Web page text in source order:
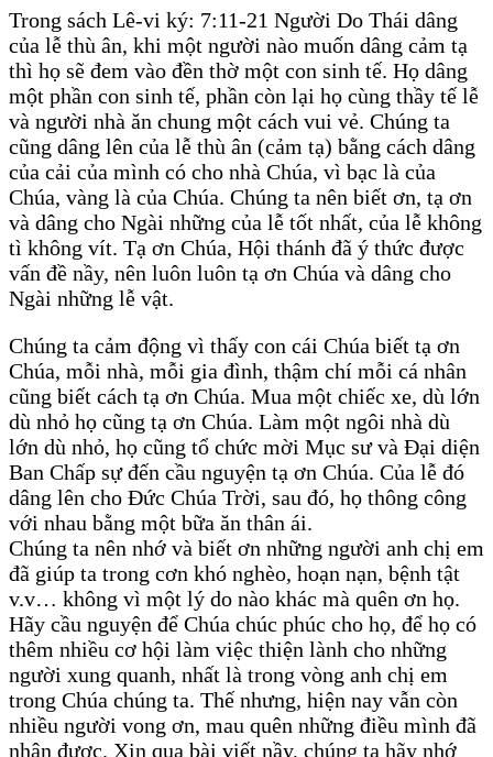
Trong sách Lê-vi ký: 7:11-21 Người Do Thái dâng
của lễ thù ân, khi một người nào muốn dâng cảm tạ
thì họ sẽ đem vào đền thờ một con sinh tế. Họ dâng
một phần con sinh tế, phần còn lại họ cùng thầy tế lễ
và người nhà ăn chung một cách vui vẻ. Chúng ta
cũng dâng lên của lễ thù ân (cảm tạ) bằng cách dâng
của cải của mình có cho nhà Chúa, vì bạc là của
Chúa, vàng là của Chúa. Chúng ta nên biết ơn, tạ ơn
và dâng cho Ngài những của lễ tốt nhất, của lễ không
tì không vít. Tạ ơn Chúa, Hội thánh đã ý thức được
vấn đề nầy, nên luôn luôn tạ ơn Chúa và dâng cho
Ngài những lễ vật.
Chúng ta cảm động vì thấy con cái Chúa biết tạ ơn
Chúa, mỗi nhà, mỗi gia đình, thậm chí mỗi cá nhân
cũng biết cách tạ ơn Chúa. Mua một chiếc xe, dù lớn
dù nhỏ họ cũng tạ ơn Chúa. Làm một ngôi nhà dù
lớn dù nhỏ, họ cũng tổ chức mời Mục sư và Đại diện
Ban Chấp sự đến cầu nguyện tạ ơn Chúa. Của lễ đó
dâng lên cho Đức Chúa Trời, sau đó, họ thông công
với nhau bằng một bữa ăn thân ái.
Chúng ta nên nhớ và biết ơn những người anh chị em
đã giúp ta trong cơn khó nghèo, hoạn nạn, bệnh tật
v.v… không vì một lý do nào khác mà quên ơn họ.
Hãy cầu nguyện để Chúa chúc phúc cho họ, để họ có
thêm nhiều cơ hội làm việc thiện lành cho những
người xung quanh, nhất là trong vòng anh chị em
trong Chúa chúng ta. Thế nhưng, hiện nay vẫn còn
nhiều người vong ơn, mau quên những điều mình đã
nhận được. Xin qua bài viết nầy, chúng ta hãy nhớ